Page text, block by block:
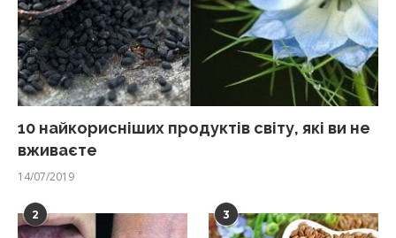
10 найкорисніших продуктів світу, які ви не
вживаєте
14/07/2019
2 3